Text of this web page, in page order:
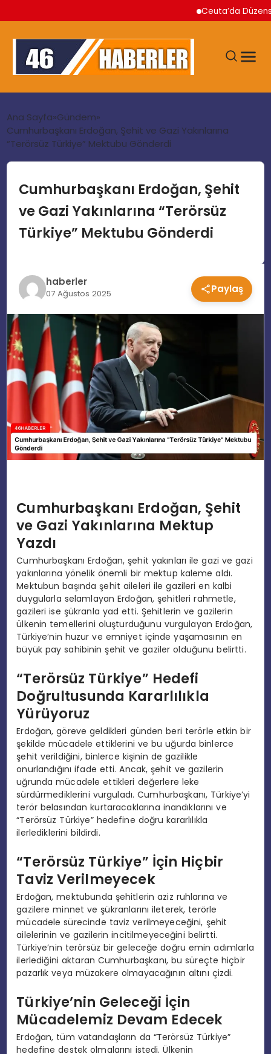
Ceuta’da Düzensiz
GÜNDEM
EKONOMI
SIYASET
EĞITIM
MAGAZIN
SPOR
YAŞAM
Ana Sayfa Gündem
Cumhurbaşkanı Erdoğan, Şehit ve Gazi Yakınlarına
“Terörsüz Türkiye” Mektubu Gönderdi
Cumhurbaşkanı Erdoğan, Şehit
ve Gazi Yakınlarına “Terörsüz
Türkiye” Mektubu Gönderdi
haberler
07 Ağustos 2025 Paylaş
Cumhurbaşkanı Erdoğan, Şehit
ve Gazi Yakınlarına Mektup
Yazdı
Cumhurbaşkanı Erdoğan, şehit yakınları ile gazi ve gazi
yakınlarına yönelik önemli bir mektup kaleme aldı.
Mektubun başında şehit aileleri ile gazileri en kalbi
duygularla selamlayan Erdoğan, şehitleri rahmetle,
gazileri ise şükranla yad etti. Şehitlerin ve gazilerin
ülkenin temellerini oluşturduğunu vurgulayan Erdoğan,
Türkiye’nin huzur ve emniyet içinde yaşamasının en
büyük pay sahibinin şehit ve gaziler olduğunu belirtti.
“Terörsüz Türkiye” Hedefi
Doğrultusunda Kararlılıkla
Yürüyoruz
Erdoğan, göreve geldikleri günden beri terörle etkin bir
şekilde mücadele ettiklerini ve bu uğurda binlerce
şehit verildiğini, binlerce kişinin de gazilikle
onurlandığını ifade etti. Ancak, şehit ve gazilerin
uğrunda mücadele ettikleri değerlere leke
sürdürmediklerini vurguladı. Cumhurbaşkanı, Türkiye’yi
terör belasından kurtaracaklarına inandıklarını ve
“Terörsüz Türkiye” hedefine doğru kararlılıkla
ilerlediklerini bildirdi.
“Terörsüz Türkiye” İçin Hiçbir
Taviz Verilmeyecek
Erdoğan, mektubunda şehitlerin aziz ruhlarına ve
gazilere minnet ve şükranlarını ileterek, terörle
mücadele sürecinde taviz verilmeyeceğini, şehit
ailelerinin ve gazilerin incitilmeyeceğini belirtti.
Türkiye’nin terörsüz bir geleceğe doğru emin adımlarla
ilerlediğini aktaran Cumhurbaşkanı, bu süreçte hiçbir
pazarlık veya müzakere olmayacağının altını çizdi.
Türkiye’nin Geleceği İçin
Mücadelemiz Devam Edecek
Erdoğan, tüm vatandaşların da “Terörsüz Türkiye”
hedefine destek olmalarını istedi. Ülkenin